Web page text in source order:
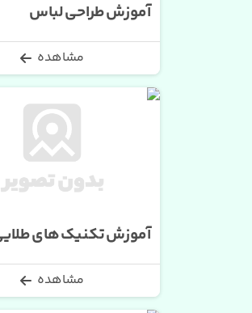
آموزش طراحی لباس
مشاهده
آموزش تکنیک های
مشاهده